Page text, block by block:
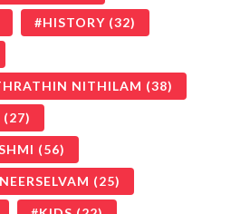
HISTORY (32)
NITHILAM (38)
(27)
(56)
(25)